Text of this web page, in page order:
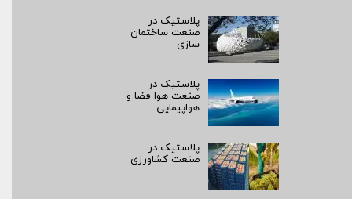
پلاستیک در
صنعت ساختمان
سازی
پلاستیک در
صنعت هوا فضا و
هواپیمایی
پلاستیک در
صنعت کشاورزی